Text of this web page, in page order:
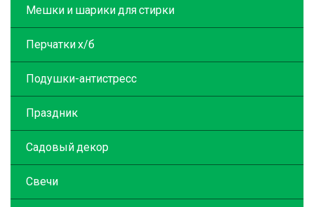
Мешки и шарики для стирки
Перчатки х/б
Подушки-антистресс
Праздник
Садовый декор
Свечи